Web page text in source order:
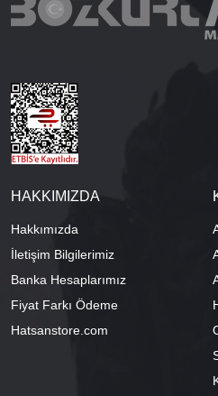
HAKKIMIZDA
Hakkımızda
İletişim Bilgilerimiz
Banka Hesaplarımız
Fiyat Farkı Ödeme
Hatsanstore.com